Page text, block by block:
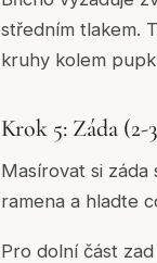
středním tlakem.
kruhy kolem
Krok 5: Záda
Masírovat si
ramena a hladte
Pro dolní část